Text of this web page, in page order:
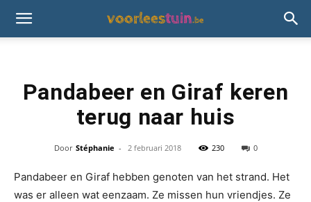
Pandabeer en Giraf keren
terug naar huis
Door Stéphanie - 2 februari 2018 230 0
Pandabeer en Giraf hebben genoten van het strand. Het
was er alleen wat eenzaam. Ze missen hun vriendjes. Ze